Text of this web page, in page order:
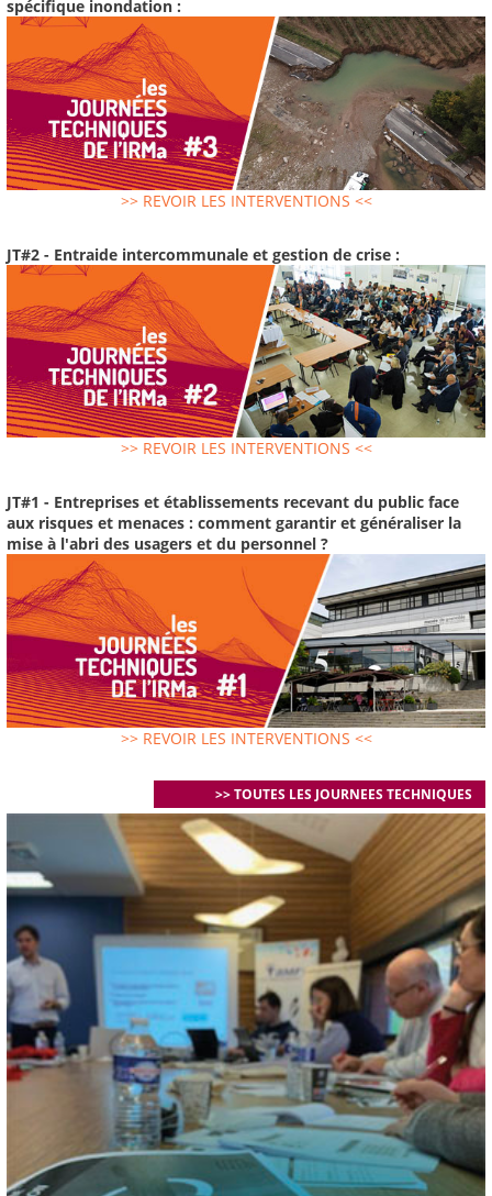
spécifique inondation :
>> REVOIR LES INTERVENTIONS <<
JT#2 - Entraide intercommunale et gestion de crise :
>> REVOIR LES INTERVENTIONS <<
JT#1 - Entreprises et établissements recevant du public face
aux risques et menaces : comment garantir et généraliser la
mise à l'abri des usagers et du personnel ?
>> REVOIR LES INTERVENTIONS <<
>> TOUTES LES JOURNEES TECHNIQUES